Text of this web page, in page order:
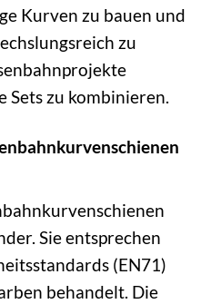
Kurven zu bauen und
zu
Sets zu kombinieren.
Sie entsprechen
(EN71)
behandelt. Die